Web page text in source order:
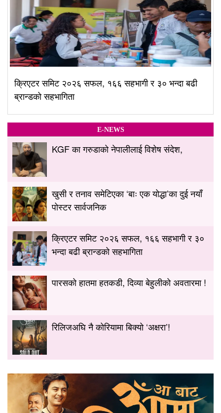
क्रिएटर समिट २०२६ सफल, १६६ सहभागी र ३० भन्दा बढी
ब्रान्डको सहभागिता
E-NEWS
KGF का गरुडाको नेपालीलाई विशेष संदेश,
खुसी र तनाव समेटिएका ‘बाः एक योद्धा’का दुई नयाँ
पोस्टर सार्वजनिक
क्रिएटर समिट २०२६ सफल, १६६ सहभागी र ३०
भन्दा बढी ब्रान्डको सहभागिता
पारसको हातमा हतकडी, दिव्या बेहुलीको अवतारमा !
रिलिजअघि नै कोरियामा बिक्यो ‘अक्षरा’!